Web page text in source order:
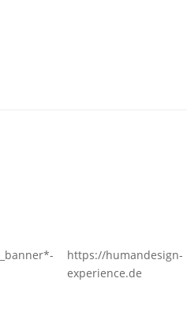
https://humandesign-
experience.de